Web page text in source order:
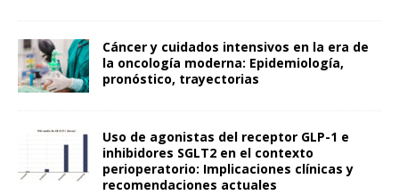
Cáncer y cuidados intensivos en la era de
la oncología moderna: Epidemiología,
pronóstico, trayectorias
Uso de agonistas del receptor GLP-1 e
inhibidores SGLT2 en el contexto
perioperatorio: Implicaciones clínicas y
recomendaciones actuales